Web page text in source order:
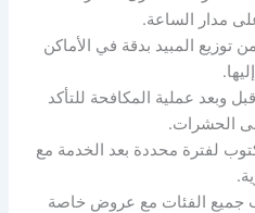
مدار الساعة.
المبيد بدقة في الأماكن
وبعد عملية المكافحة للتأكد
الحشرات.
لفترة محددة بعد الخدمة مع
جميع الفئات مع عروض خاصة